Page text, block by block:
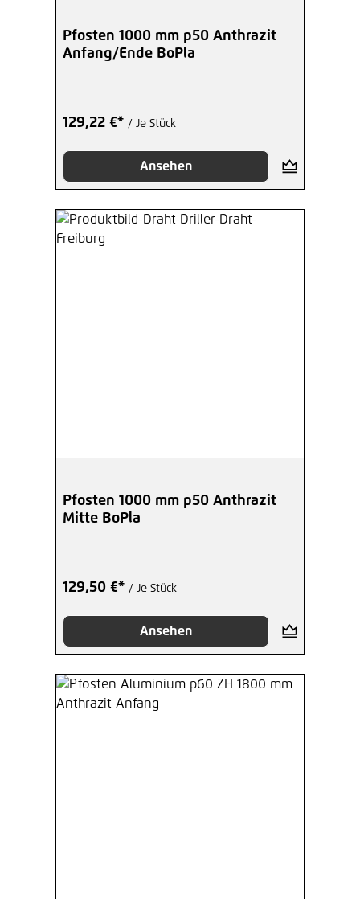
Pfosten 1000 mm p50 Anthrazit
Anfang/Ende BoPla
129,22 €* / Je Stück
Ansehen
Pfosten 1000 mm p50 Anthrazit
Mitte BoPla
129,50 €* / Je Stück
Ansehen